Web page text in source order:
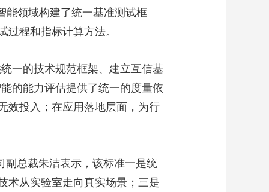
艺术 汽车 数智 5G
时尚 天气 才艺 网展
领域构建了统一基准测试框
程和指标计算方法。
一的技术规范框架、建立互信基
的能力评估提供了统一的度量依
效投入；在应用落地层面，为行
总裁朱洁表示，该标准一是统
术从实验室走向真实场景；三是